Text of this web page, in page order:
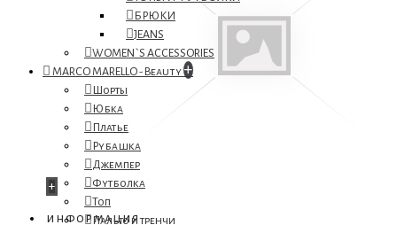
+
информация
БРЮКИ
JEANS
WOMEN`S ACCESSORIES
MARCO MARELLO - Beauty+
Шорты
Юбка
Платье
Рубашка
Джемпер
Футболка
Топ
Пальто и тренчи